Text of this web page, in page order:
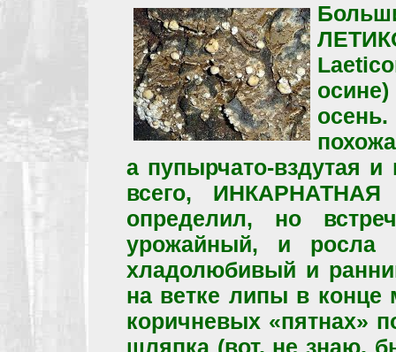
а пупырчато-вздутая
всего,
определил, но
урожайный, и росла
хладолюбивый и
на ветке липы в конце
коричневых «пятнах»
шляпка (вот, не знаю,